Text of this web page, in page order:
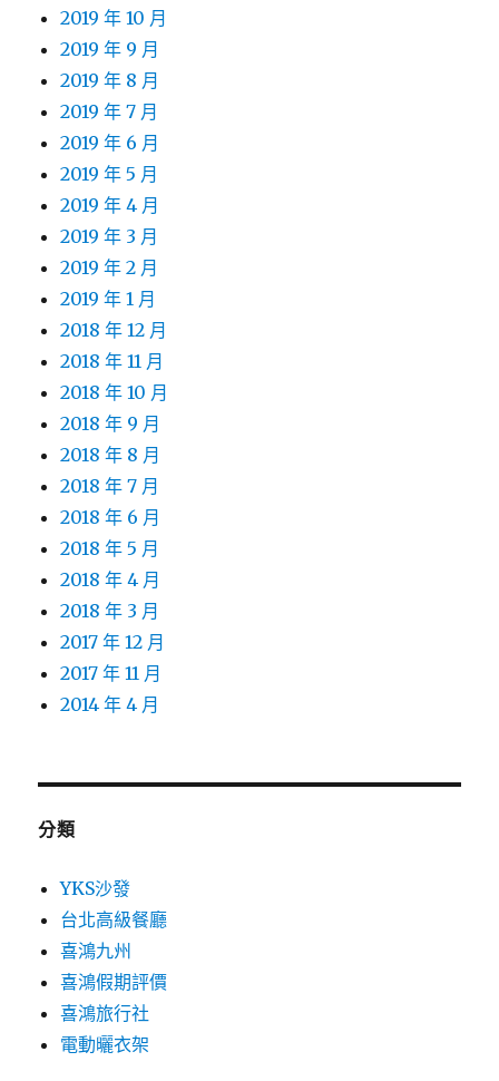
2019 年 10 月
2019 年 9 月
2019 年 8 月
2019 年 7 月
2019 年 6 月
2019 年 5 月
2019 年 4 月
2019 年 3 月
2019 年 2 月
2019 年 1 月
2018 年 12 月
2018 年 11 月
2018 年 10 月
2018 年 9 月
2018 年 8 月
2018 年 7 月
2018 年 6 月
2018 年 5 月
2018 年 4 月
2018 年 3 月
2017 年 12 月
2017 年 11 月
2014 年 4 月
分類
YKS沙發
台北高級餐廳
喜鴻九州
喜鴻假期評價
喜鴻旅行社
電動曬衣架